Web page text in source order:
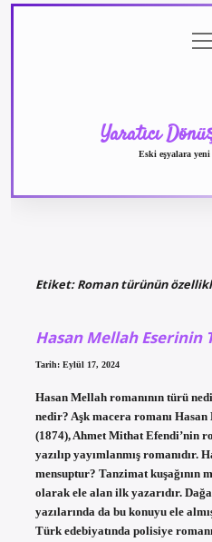
aç
Yaratıcı
Eski eşyalara
Etiket:Roman türünün
Hasan Mellah Eserinin
Tarih: Eylül 17, 2024
Hasan Mellah romanının türü
nedir? Aşk macera romanı
(1874), Ahmet Mithat Efendi’nin
yazılıp yayımlanmış romanıdır.
mensuptur? Tanzimat kuşağının
olarak ele alan ilk yazarıdır.
yazılarında da bu konuyu ele
Türk edebiyatında polisiye